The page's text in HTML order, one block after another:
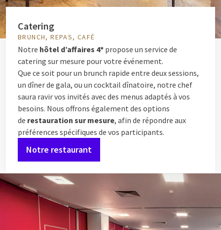
Catering
BRUNCH, REPAS, CAFÉ
Notre hôtel d’affaires 4* propose un service de
catering sur mesure pour votre événement.
Que ce soit pour un brunch rapide entre deux sessions,
un dîner de gala, ou un cocktail dînatoire, notre chef
saura ravir vos invités avec des menus adaptés à vos
besoins. Nous offrons également des options
de restauration sur mesure, afin de répondre aux
préférences spécifiques de vos participants.
Notre restaurant